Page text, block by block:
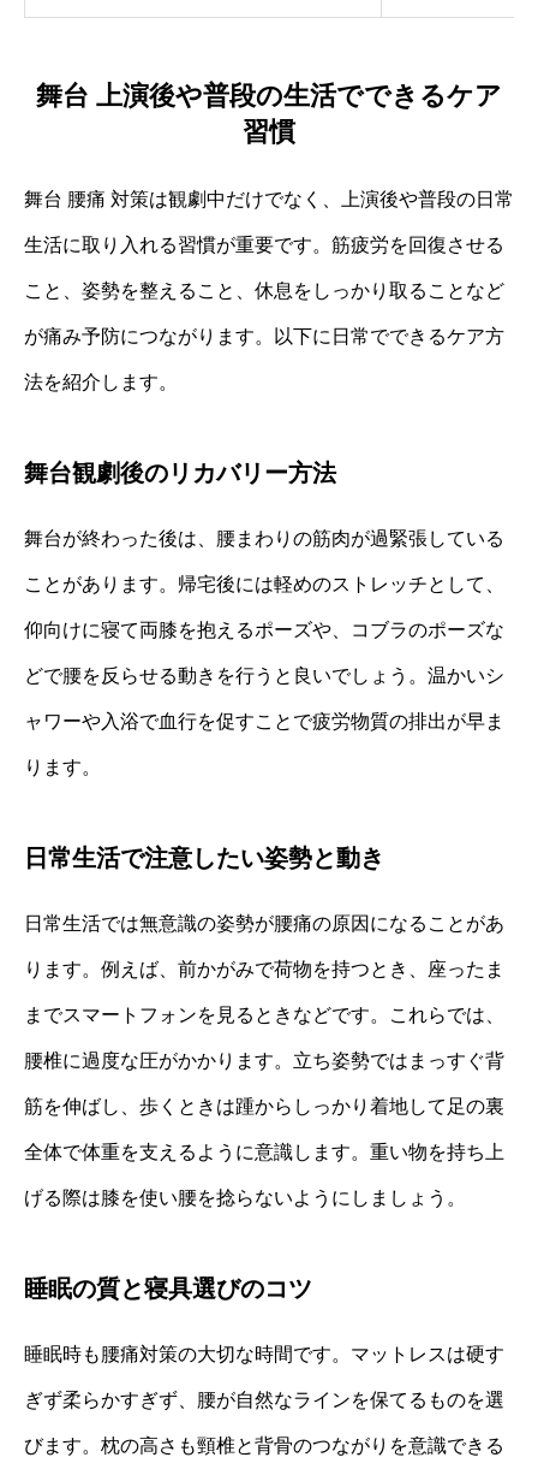
舞台 上演後や普段の生活でできるケア
習慣
舞台 腰痛 対策は観劇中だけでなく、上演後や普段の日常
生活に取り入れる習慣が重要です。筋疲労を回復させる
こと、姿勢を整えること、休息をしっかり取ることなど
が痛み予防につながります。以下に日常でできるケア方
法を紹介します。
舞台観劇後のリカバリー方法
舞台が終わった後は、腰まわりの筋肉が過緊張している
ことがあります。帰宅後には軽めのストレッチとして、
仰向けに寝て両膝を抱えるポーズや、コブラのポーズな
どで腰を反らせる動きを行うと良いでしょう。温かいシ
ャワーや入浴で血行を促すことで疲労物質の排出が早ま
ります。
日常生活で注意したい姿勢と動き
日常生活では無意識の姿勢が腰痛の原因になることがあ
ります。例えば、前かがみで荷物を持つとき、座ったま
までスマートフォンを見るときなどです。これらでは、
腰椎に過度な圧がかかります。立ち姿勢ではまっすぐ背
筋を伸ばし、歩くときは踵からしっかり着地して足の裏
全体で体重を支えるように意識します。重い物を持ち上
げる際は膝を使い腰を捻らないようにしましょう。
睡眠の質と寝具選びのコツ
睡眠時も腰痛対策の大切な時間です。マットレスは硬す
ぎず柔らかすぎず、腰が自然なラインを保てるものを選
びます。枕の高さも頸椎と背骨のつながりを意識できる